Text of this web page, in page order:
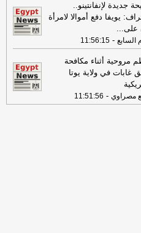
على ميناء دمياط
مجلس الوزراء المصري: الحريق
تعرضت له سفينتان في ميناء دمياط
عن طائرة مسيرة
عناوين الصحف المصرية ليوم
2026
-
جديدة لإنفانتينو..
يويفا دفع أموالا لامرأة
على...
السابع -
11:56:15
مروحية أثناء مكافحة
غابات في ولاية يوتا
مصراوي -
11:51:56